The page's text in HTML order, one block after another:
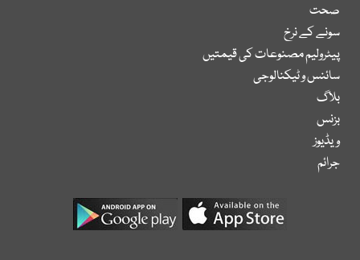
صحت
سونے کے نرخ
پیٹرولیم مصنوعات کی قیمتیں
سائنس و ٹیکنالوجی
بلاگ
بزنس
ویڈیوز
جرائم